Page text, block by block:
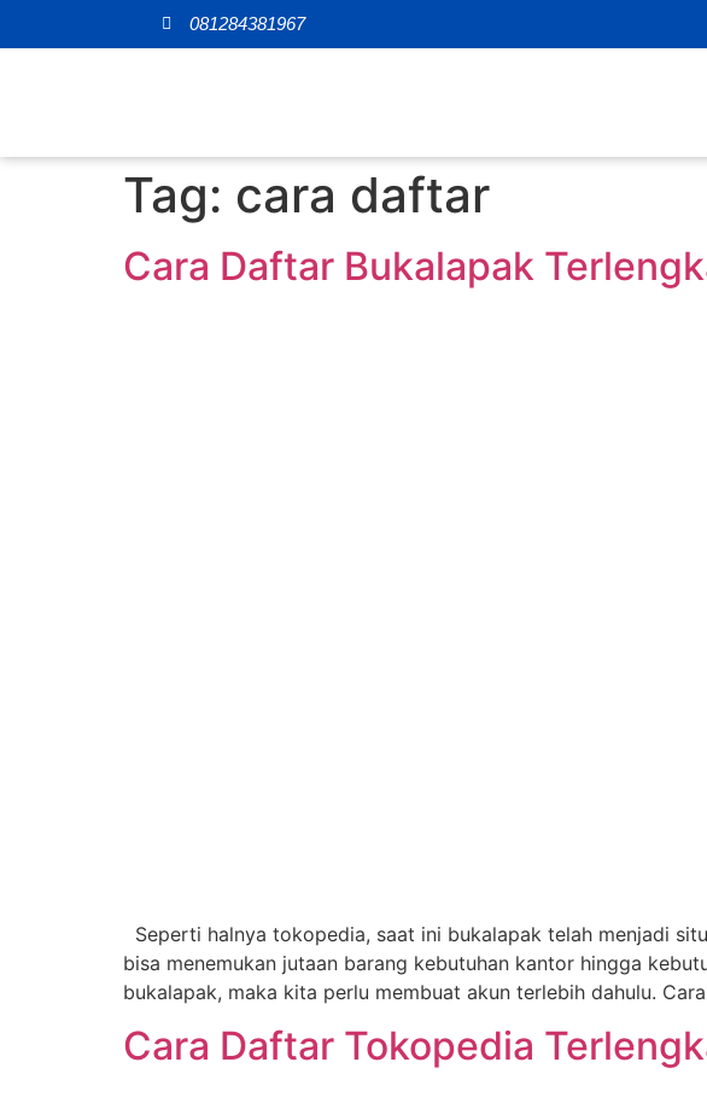
081284381967
Tag: cara daftar
Cara Daftar Bukalapak
Seperti halnya tokopedia, saat ini bukalapak telah menjadi
bisa menemukan jutaan barang kebutuhan kantor hingga
bukalapak, maka kita perlu membuat akun terlebih dahulu.
Cara Daftar Tokopedia